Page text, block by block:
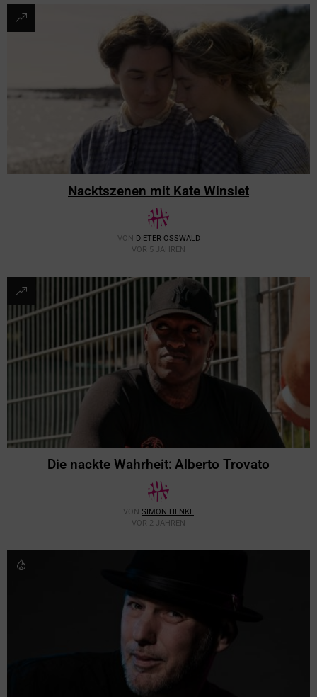
Nacktszenen mit Kate Winslet
VON DIETER OSSWALD
VOR 5 JAHREN
Die nackte Wahrheit: Alberto Trovato
VON SIMON HENKE
VOR 2 JAHREN